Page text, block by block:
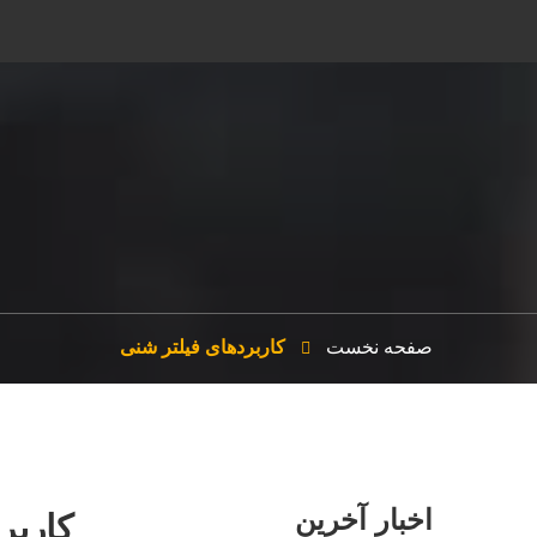
صفحه نخست کاربردهای فیلتر شنی
اخبار آخرین